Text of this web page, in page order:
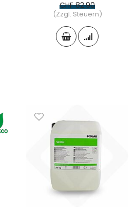
CHF 82.90
(Zzgl. Steuern)